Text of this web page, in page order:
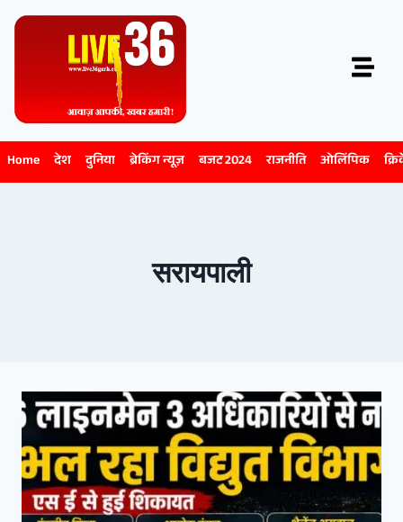
Home देश दुनिया ब्रेकिंग न्यूज़ बजट 2024 राजनीति ओलिंपिक
सरायपाली